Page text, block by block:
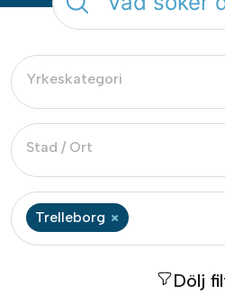
Yrkeskategori
Stad / Ort
Trelleborg
Dölj